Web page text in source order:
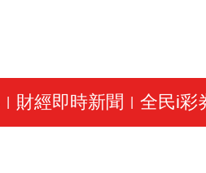
財經即時新聞 全民i彩